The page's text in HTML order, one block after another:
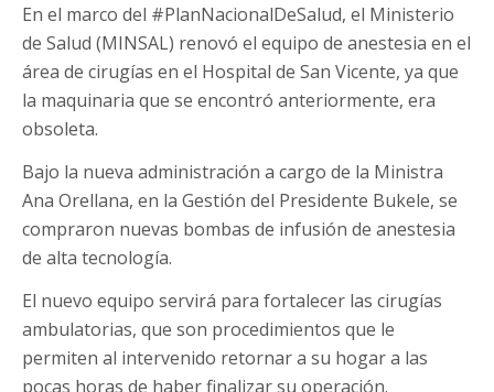
En el marco del #PlanNacionalDeSalud, el Ministerio
de Salud (MINSAL) renovó el equipo de anestesia en el
área de cirugías en el Hospital de San Vicente, ya que
la maquinaria que se encontró anteriormente, era
obsoleta.
Bajo la nueva administración a cargo de la Ministra
Ana Orellana, en la Gestión del Presidente Bukele, se
compraron nuevas bombas de infusión de anestesia
de alta tecnología.
El nuevo equipo servirá para fortalecer las cirugías
ambulatorias, que son procedimientos que le
permiten al intervenido retornar a su hogar a las
pocas horas de haber finalizar su operación.